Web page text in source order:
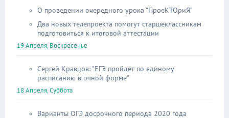
О проведении очередного урока "ПроеКТОриЯ"
Два новых телепроекта помогут старшеклассникам
подготовиться к итоговой аттестации
19 Апреля, Воскресенье
Сергей Кравцов: "ЕГЭ пройдёт по единому
расписанию в очной форме"
18 Апреля, Суббота
Варианты ОГЭ досрочного периода 2020 года